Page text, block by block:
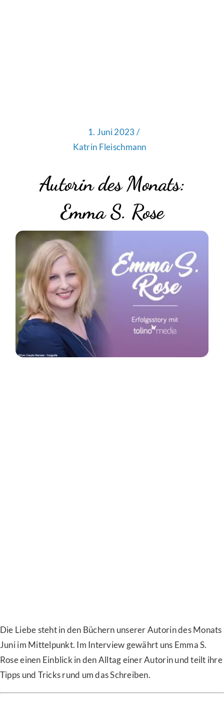
1. Juni 2023 /
Katrin Fleischmann
Autorin des Monats:
Emma S. Rose
Die Liebe stehtin den Büchern unserer Autorin des Monats
Juni im Mittelpunkt. Im Interview gewährt uns Emma S.
Rose einen Einblick in den Alltag einer Autorin und teilt ihre
Tipps und Tricks rund um das Schreiben.